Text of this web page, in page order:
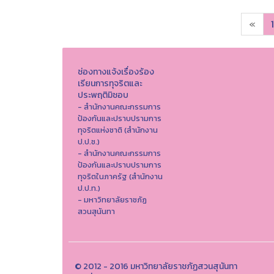
« 1
ช่องทางแจ้งเรื่องร้อง
เรียนการทุจริตและ
ประพฤติมิชอบ
- สำนักงานคณะกรรมการ
ป้องกันและปราบปรามการ
ทุจริตแห่งชาติ (สำนักงาน
ป.ป.ช.)
- สำนักงานคณะกรรมการ
ป้องกันและปราบปรามการ
ทุจริตในภาครัฐ (สำนักงาน
ป.ป.ท.)
- มหาวิทยาลัยราชภัฏ
สวนสุนันทา
© 2012 - 2016 มหาวิทยาลัยราชภัฏสวนสุนันทา